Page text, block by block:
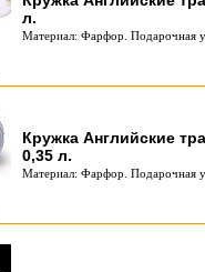
л.
Материал: Фарфор. Подарочная
Кружка Английские
0,35 л.
Материал: Фарфор. Подарочная